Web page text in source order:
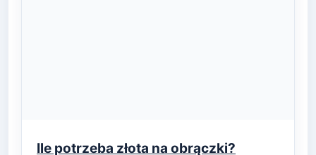
Ile potrzeba złota na obrączki?